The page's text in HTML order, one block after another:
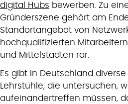
digital Hubs bewerben. Zu
Gründerszene gehört am
Standortangebot von
hochqualifizierten
und Mittelstädten rar.
Es gibt in Deutschland
Lehrstühle, die untersuchen,
aufeinandertreffen müssen,